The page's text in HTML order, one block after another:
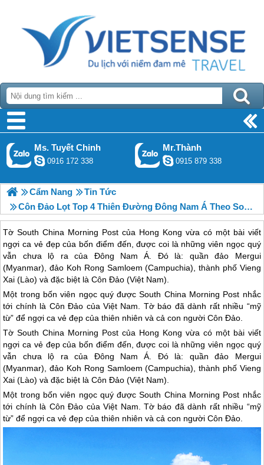
Ms. Tuyết Chinh
0916 172 338
Mr.Thành
0915 879 338
Cẩm Nang
Tin Tức
Côn Đảo Lọt Top 4 Thiên Đường Đông Nam Á Theo South China Morning Post
Tờ South China Morning Post của Hong Kong vừa có một bài viết
ngợi ca vẻ đẹp của bốn điểm đến, được coi là những viên ngọc quý
vẫn chưa lộ ra của Đông Nam Á. Đó là: quần đảo Mergui
(Myanmar), đảo Koh Rong Samloem (Campuchia), thành phố Vieng
Xai (Lào) và đặc biệt là Côn Đảo (Việt Nam).
Một trong bốn viên ngọc quý được South China Morning Post nhắc
tới chính là Côn Đảo của Việt Nam. Tờ báo đã dành rất nhiều “mỹ
từ” để ngợi ca vẻ đẹp của thiên nhiên và cả con người Côn Đảo.
Tờ South China Morning Post của Hong Kong vừa có một bài viết
ngợi ca vẻ đẹp của bốn điểm đến, được coi là những viên ngọc quý
vẫn chưa lộ ra của Đông Nam Á. Đó là: quần đảo Mergui
(Myanmar), đảo Koh Rong Samloem (Campuchia), thành phố Vieng
Xai (Lào) và đặc biệt làCôn Đảo (Việt Nam).
Một trong bốn viên ngọc quý được South China Morning Post nhắc
tới chính là Côn Đảo của Việt Nam. Tờ báo đã dành rất nhiều “mỹ
từ” để ngợi ca vẻ đẹp của thiên nhiên và cả con ngườiCôn Đảo.